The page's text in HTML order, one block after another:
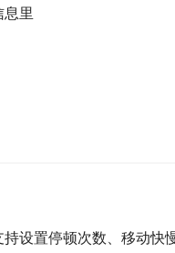
里
设置停顿次数、移动快